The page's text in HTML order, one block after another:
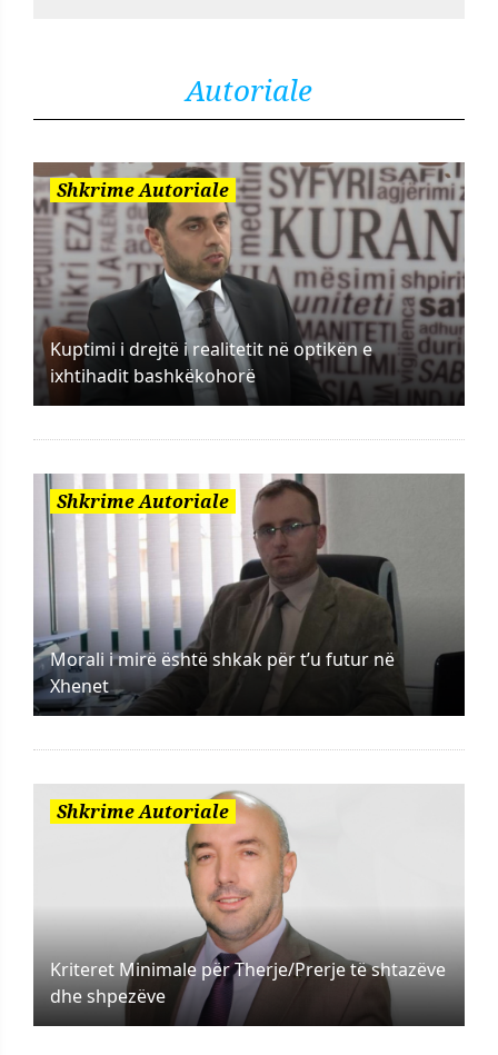
Autoriale
Shkrime Autoriale
Kuptimi i drejtë i realitetit në optikën e
ixhtihadit bashkëkohorë
Shkrime Autoriale
Morali i mirë është shkak për t’u futur në
Xhenet
Shkrime Autoriale
Kriteret Minimale për Therje/Prerje të shtazëve
dhe shpezëve